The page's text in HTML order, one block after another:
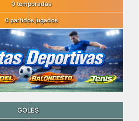
0 temporadas
0 partidos jugados
GOLES